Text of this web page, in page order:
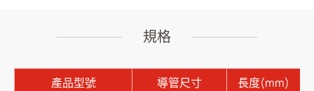
規格
產品型號 導管尺寸 長度(mm)